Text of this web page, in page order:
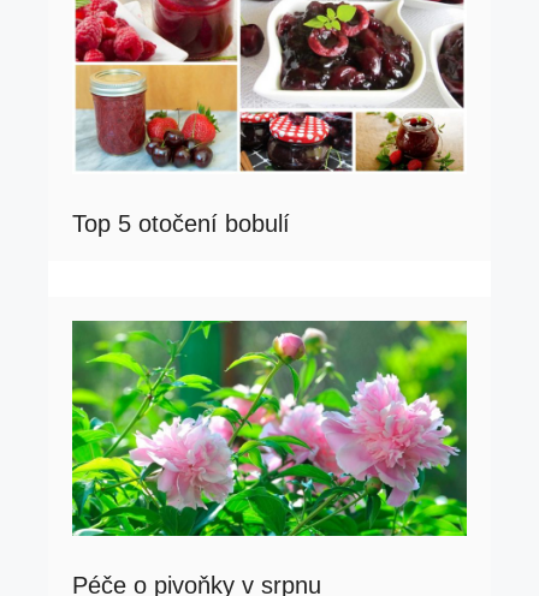
Top 5 otočení bobulí
Péče o pivoňky v srpnu